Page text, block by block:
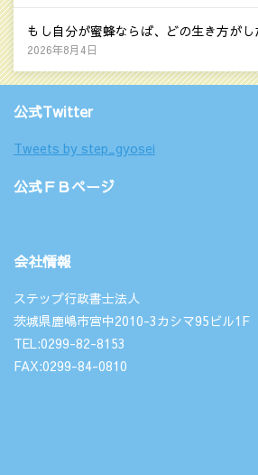
もし自分が蜜蜂ならば、どの生き方がし
2026年8月4日
公式Twitter
Tweets by step_gyosei
公式ＦＢページ
会社情報
ステップ行政書士法人
茨城県鹿嶋市宮中2010-3カシマ95ビル1F
TEL:0299-82-8153
FAX:0299-84-0810